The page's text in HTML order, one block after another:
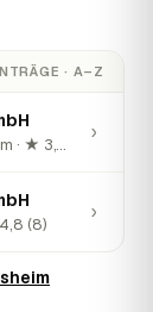
· A–Z
Zeppelinstraße 24-26, 64625 Bensheim · ★ 3,7 (14)
›
(8)
›